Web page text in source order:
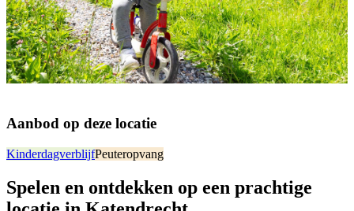
Aanbod op deze locatie
KinderdagverblijfPeuteropvang
Spelen en ontdekken op een prachtige